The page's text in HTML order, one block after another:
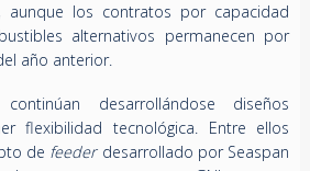
aunque los contratos por capacidad
alternativos permanecen por
año anterior.
desarrollándose diseños
flexibilidad tecnológica. Entre ellos
de feederdesarrollado por Seaspan